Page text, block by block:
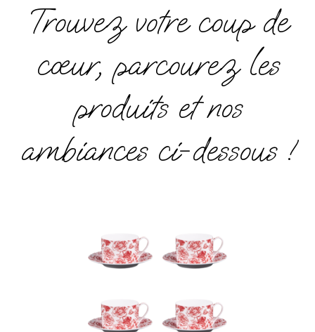
Trouvez votre coup de
cœur, parcourez les
produits et nos
ambiances ci-dessous !